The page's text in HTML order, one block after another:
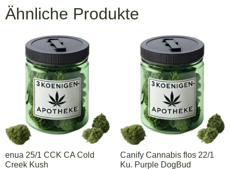
Ähnliche Produkte
enua 25/1 CCK CA Cold
Creek Kush
Canify Cannabis flos 22/1
Ku. Purple DogBud